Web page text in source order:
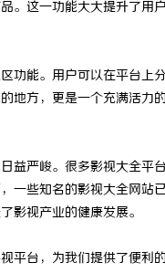
。这一功能大大提升了
功能。用户可以在平台
地方，更是一个充满活
益严峻。很多影视大全
一些知名的影视大全网
影视产业的健康发展。
平台，为我们提供了便
330FE20耐磨改性颗粒